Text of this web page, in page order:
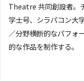
Theatre 共同創設者。
学士号、シラパコン大
／分野横断的なパフォ
的な作品を制作する。